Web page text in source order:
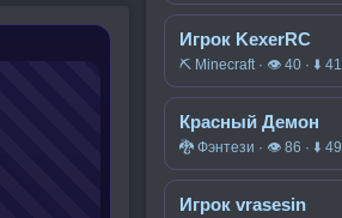
Игрок KexerRC
⛏️ Minecraft · 👁 40 · ⬇ 41
Красный Демон
🐉 Фэнтези · 👁 86 · ⬇ 49
Игрок vrasesin